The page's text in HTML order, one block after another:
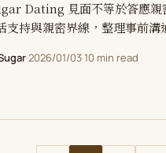
Dating 見面不等於答應親
支持與親密界線，整理事前溝
全，讓雙方在清楚同意下決定
·2026/01/03·10 min read